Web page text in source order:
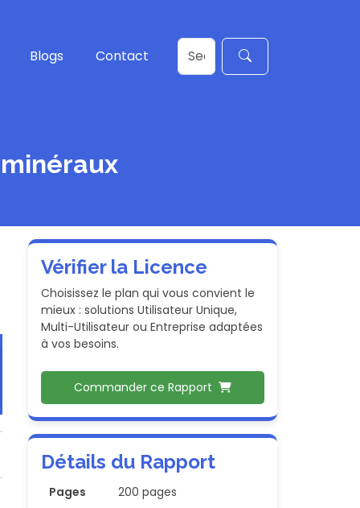
Blogs Contact
Vérifier la Licence
Choisissez le plan qui vous convient le
mieux : solutions Utilisateur Unique,
Multi-Utilisateur ou Entreprise adaptées
à vos besoins.
Commander ce Rapport
Détails du Rapport
Pages
200 pages